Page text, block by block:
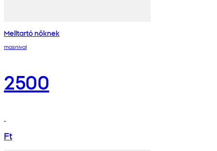
Melltartó nőknek
masnival
2500
Ft